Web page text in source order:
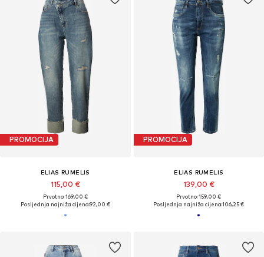
PROMOCIJA
ELIAS RUMELIS
115,00 €
Prvotno: 169,00 €
Posljednja najniža cijena:92,00 €
PROMOCIJA
ELIAS RUMELIS
139,00 €
Prvotno: 159,00 €
Posljednja najniža cijena:106,25 €